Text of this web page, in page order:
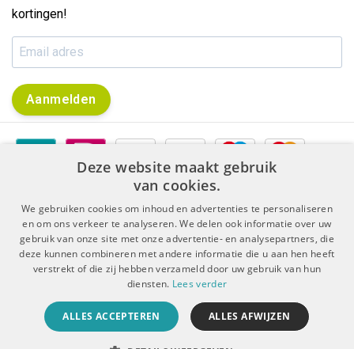
kortingen!
Aanmelden
Algemene voorwaarden | Disclaimer & Privacy Protocol |
Sitemap | RSS Feed
© Copyright 2026 - De Boer Dental | Realisatie
Beoordeling opKiyOhvoor De Boer Dental: 9.4/10 (5909 beoordelingen)
Deze website maakt gebruik
van cookies.
We gebruiken cookies om inhoud en advertenties te personaliseren
en om ons verkeer te analyseren. We delen ook informatie over uw
gebruik van onze site met onze advertentie- en analysepartners, die
deze kunnen combineren met andere informatie die u aan hen heeft
verstrekt of die zij hebben verzameld door uw gebruik van hun
diensten. Lees verder
ALLES ACCEPTEREN ALLES AFWIJZEN